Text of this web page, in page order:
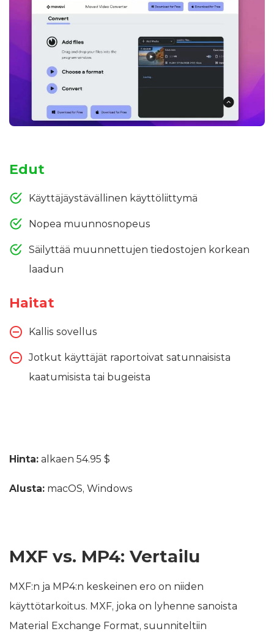
Edut
Käyttäjäystävällinen käyttöliittymä
Nopea muunnosnopeus
Säilyttää muunnettujen tiedostojen korkean
laadun
Haitat
Kallis sovellus
Jotkut käyttäjät raportoivat satunnaisista
kaatumisista tai bugeista
Hinta: alkaen 54.95 $
Alusta: macOS, Windows
MXF vs. MP4: Vertailu
MXF:n ja MP4:n keskeinen ero on niiden
käyttötarkoitus. MXF, joka on lyhenne sanoista
Material Exchange Format, suunniteltiin